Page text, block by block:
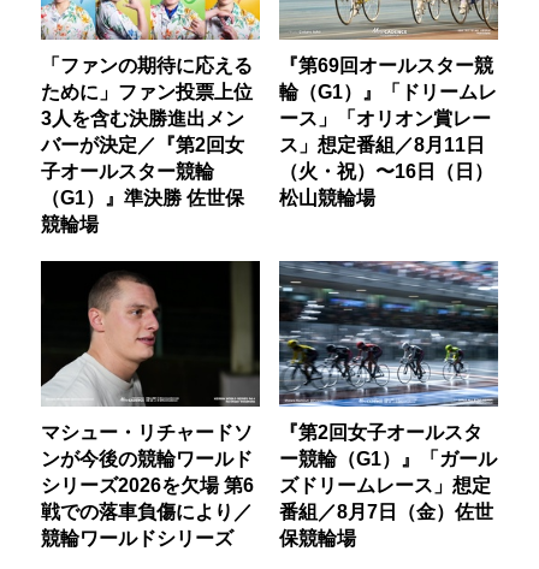
「ファンの期待に応える
ために」ファン投票上位
3人を含む決勝進出メン
バーが決定／『第2回女
子オールスター競輪
（G1）』準決勝 佐世保
競輪場
『第69回オールスター競
輪（G1）』「ドリームレ
ース」「オリオン賞レー
ス」想定番組／8月11日
（火・祝）〜16日（日）
松山競輪場
マシュー・リチャードソ
ンが今後の競輪ワールド
シリーズ2026を欠場 第6
戦での落車負傷により／
競輪ワールドシリーズ
『第2回女子オールスタ
ー競輪（G1）』「ガール
ズドリームレース」想定
番組／8月7日（金）佐世
保競輪場